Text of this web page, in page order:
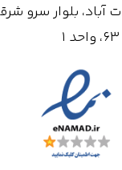
بلوار سرو